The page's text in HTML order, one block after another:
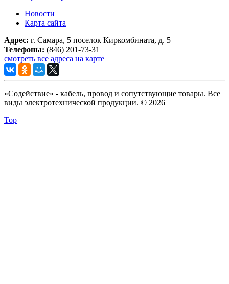
Новости
Карта сайта
Адрес: г. Самара, 5 поселок Киркомбината, д. 5
Телефоны: (846) 201-73-31
смотреть все адреса на карте
«Содействие» - кабель, провод и сопутствующие товары. Все
виды электротехнической продукции. © 2026
Top